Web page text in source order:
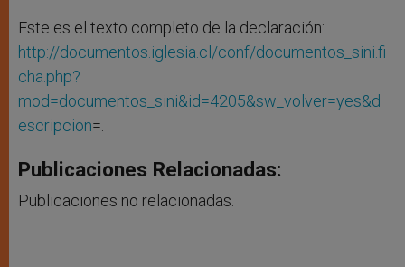
Este es el texto completo de la declaración:
http://documentos.iglesia.cl/conf/documentos_sini.fi
cha.php?
mod=documentos_sini&id=4205&sw_volver=yes&d
escripcion=.
Publicaciones Relacionadas:
Publicaciones no relacionadas.